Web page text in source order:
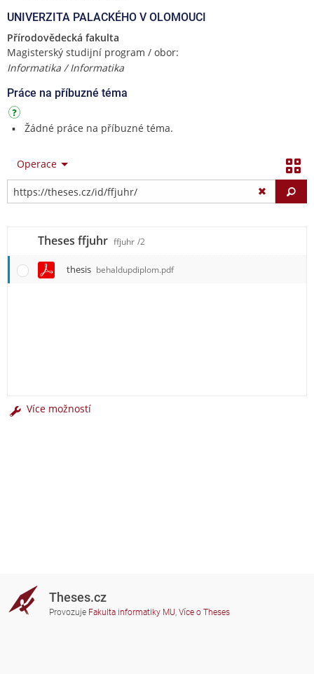
UNIVERZITA PALACKÉHO V OLOMOUCI
Přírodovědecká fakulta
Magisterský studijní program / obor:
Informatika / Informatika
Práce na příbuzné téma
Žádné práce na příbuzné téma.
Operace
Theses ffjuhr ffjuhr /2
thesis behaldupdiplom.pdf
Více možností
Theses.cz
Provozuje Fakulta informatiky MU, Více o Theses